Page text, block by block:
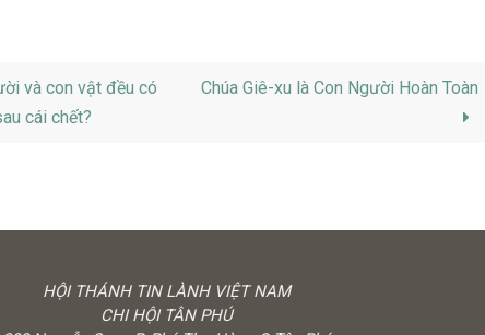
và con vật đều có
cái chết?
Chúa Giê-xu là Con Người Hoàn Toàn
HỘI THÁNH TIN LÀNH VIỆT NAM
CHI HỘI TÂN PHÚ